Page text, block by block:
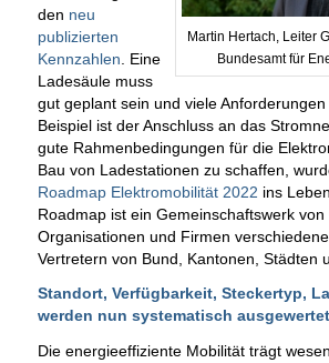
Martin Hertach, Leiter
Bundesamt für
den neu
publizierten
Kennzahlen . Eine
Ladesäule muss
gut geplant sein und viele
Beispiel ist der Anschluss an das
gute Rahmenbedingungen für die
Bau von Ladestationen zu schaffen,
Roadmap Elektromobilität 2022 ins
Roadmap ist ein Gemeinschaftswerk von
Organisationen und Firmen
Vertretern von Bund, Kantonen, Städten
Standort, Verfügbarkeit, Steckertyp,
werden nun systematisch
Die energieeffiziente Mobilität trägt